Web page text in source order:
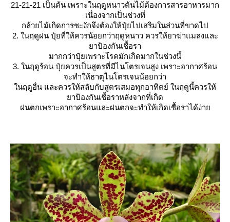
21-21-21 เป็นต้น เพราะในฤดูหนาวต้นไม้ต้องการสารอาหารมาก
เนื่องจากเป็นช่วงที่
กล้วยไม้เกิดการชะงักจึงต้องให้ปุ๋ยไปเสริมในส่วนที่ขาดไป
2. ในฤดูฝน ปุ๋ยที่ให้ควรน้อยกว่าฤดูหนาว ควรให้ยาฆ่าแมลงและ
าป้องกันเชื้อรา
มากกว่าปุ๋ยเพราะโรคมักเกิดมากในช่วงนี้
3. ในฤดูร้อน ปุ๋ยควรเป็นสูตรที่มีไนโตรเจนสูง เพราะอากาศร้อน
จะทำให้ธาตุไนโตรเจนน้อยกว่า
นฤดูอื่น และควรให้สลับกับสูตรเสมอทุกอาทิตย์ ในฤดูนี้ควรให้
าป้องกันเชื้อราหลังจากที่เกิด
ฝนตกเพราะอากาศร้อนและฝนตกจะทำให้เกิดเชื้อราได้ง่า